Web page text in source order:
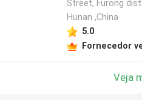
Street, Furong
Hunan ,China
5.0
Fornecedor
Veja